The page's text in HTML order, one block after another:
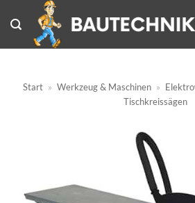
Inhalt
springen
Start » Werkzeug & Maschinen »
Tischkreissägen